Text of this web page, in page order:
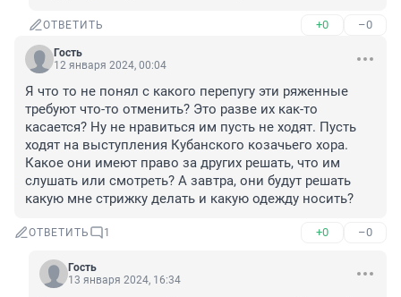
ОТВЕТИТЬ +0 –0
Гость
12 января 2024, 00:04
Я что то не понял с какого перепугу эти ряженные
требуют что-то отменить? Это разве их как-то
касается? Ну не нравиться им пусть не ходят. Пусть
ходят на выступления Кубанского козачьего хора.
Какое они имеют право за других решать, что им
слушать или смотреть? А завтра, они будут решать
какую мне стрижку делать и какую одежду носить?
ОТВЕТИТЬ 1 +0 –0
Гость
13 января 2024, 16:34